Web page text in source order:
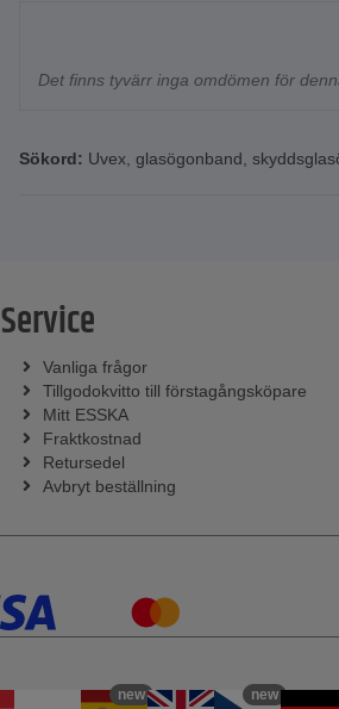
Det finns tyvärr inga omdömen för
Sökord: Uvex glasögonband
Service
Vanliga frågor
Tillgodokvitto till förstagångsköpare
Mitt ESSKA
Fraktkostnad
Retursedel
Avbryt beställning
new new